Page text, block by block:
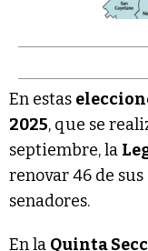
En estas
2025, que se
septiembre, la
renovar 46 de
senadores.
En la Quinta